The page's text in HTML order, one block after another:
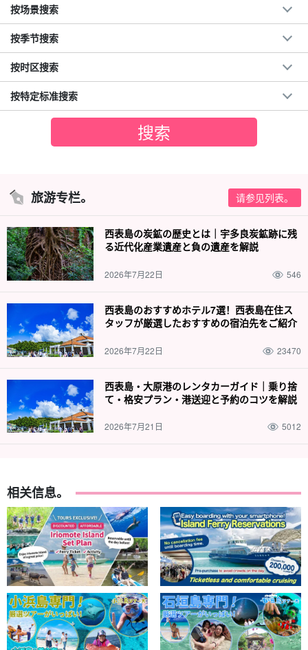
按场景搜索
按季节搜索
按时区搜索
按特定标准搜索
旅游专栏。 请参见列表。
西表島の炭鉱の歴史とは｜宇多良炭鉱跡に残
る近代化産業遺産と負の遺産を解説
2026年7月22日 546
西表島のおすすめホテル7選！西表島在住ス
タッフが厳選したおすすめの宿泊先をご紹介
2026年7月22日 23470
西表島・大原港のレンタカーガイド｜乗り捨
て・格安プラン・港送迎と予約のコツを解説
2026年7月21日 5012
相关信息。